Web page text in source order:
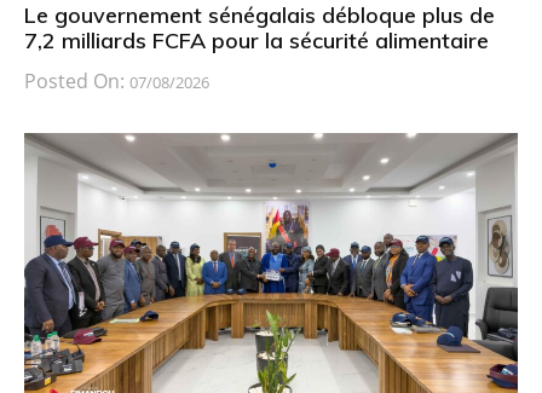
Le gouvernement sénégalais débloque plus de
7,2 milliards FCFA pour la sécurité alimentaire
Posted On: 07/08/2026